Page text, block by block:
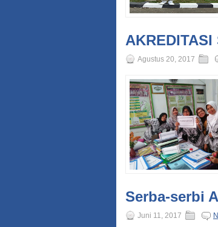
AKREDITASI
Agustus 20, 2017
Serba-serbi
Juni 11, 2017